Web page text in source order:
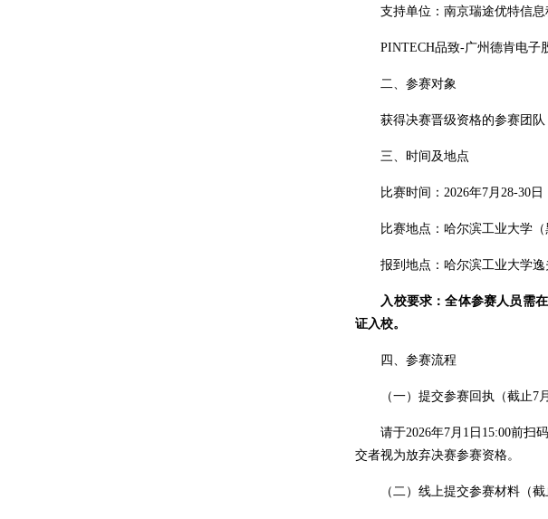
支持单位：南京瑞途优特信息
PINTECH品致-广州德肯电子
二、参赛对象
获得决赛晋级资格的参赛团队
三、时间及地点
比赛时间：2026年7月28-30日
比赛地点：哈尔滨工业大学（
报到地点：哈尔滨工业大学逸
入校要求：全体参赛人员需在
证入校。
四、参赛流程
（一）提交参赛回执（截止7
请于2026年7月1日15:00前扫码
交者视为放弃决赛参赛资格。
（二）线上提交参赛材料（截